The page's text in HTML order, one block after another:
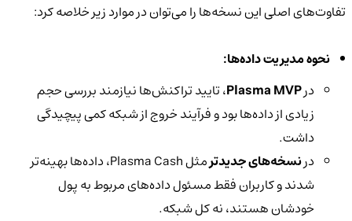
تفاوت‌های اصلی این نسخه‌ها را می‌توان در موارد زیر خلاصه کرد:
نحوه مدیریت داده‌ها:
درPlasma MVP، تایید تراکنش‌ها نیازمند بررسی حجم
زیادی از داده‌ها بود و فرآیند خروج از شبکه کمی پیچیدگی
داشت.
درنسخه‌های جدیدتر
مثل Plasma Cash، داده‌ها بهینه‌تر
شدند و کاربران فقط مسئول داده‌های مربوط به پول
خودشان هستند، نه کل شبکه.